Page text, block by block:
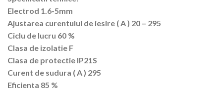
Electrod 1.6-5mm
Ajustarea curentului de iesire ( A ) 20 – 295
Ciclu de lucru 60 %
Clasa de izolatie F
Clasa de protectie IP21S
Curent de sudura ( A ) 295
Eficienta 85 %